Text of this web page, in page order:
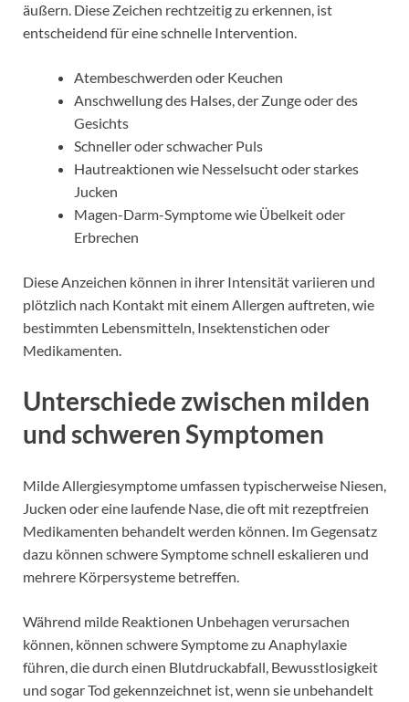
äußern. Diese Zeichen rechtzeitig zu erkennen, ist
entscheidend für eine schnelle Intervention.
Atembeschwerden oder Keuchen
Anschwellung des Halses, der Zunge oder des
Gesichts
Schneller oder schwacher Puls
Hautreaktionen wie Nesselsucht oder starkes
Jucken
Magen-Darm-Symptome wie Übelkeit oder
Erbrechen
Diese Anzeichen können in ihrer Intensität variieren und
plötzlich nach Kontakt mit einem Allergen auftreten, wie
bestimmten Lebensmitteln, Insektenstichen oder
Medikamenten.
Unterschiede zwischen milden
und schweren Symptomen
Milde Allergiesymptome umfassen typischerweise Niesen,
Jucken oder eine laufende Nase, die oft mit rezeptfreien
Medikamenten behandelt werden können. Im Gegensatz
dazu können schwere Symptome schnell eskalieren und
mehrere Körpersysteme betreffen.
Während milde Reaktionen Unbehagen verursachen
können, können schwere Symptome zu Anaphylaxie
führen, die durch einen Blutdruckabfall, Bewusstlosigkeit
und sogar Tod gekennzeichnet ist, wenn sie unbehandelt